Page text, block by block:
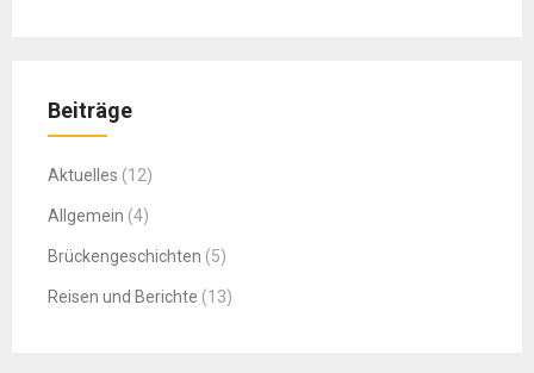
Beiträge
Aktuelles (12)
Allgemein (4)
Brückengeschichten (5)
Reisen und Berichte (13)